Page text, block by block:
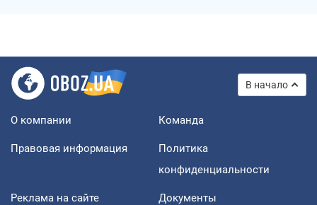
В начало
О компании Команда
Правовая информация
Политика
конфиденциальности
Реклама на сайте Документы